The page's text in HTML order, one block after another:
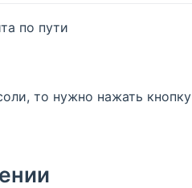
по пути
то нужно нажать